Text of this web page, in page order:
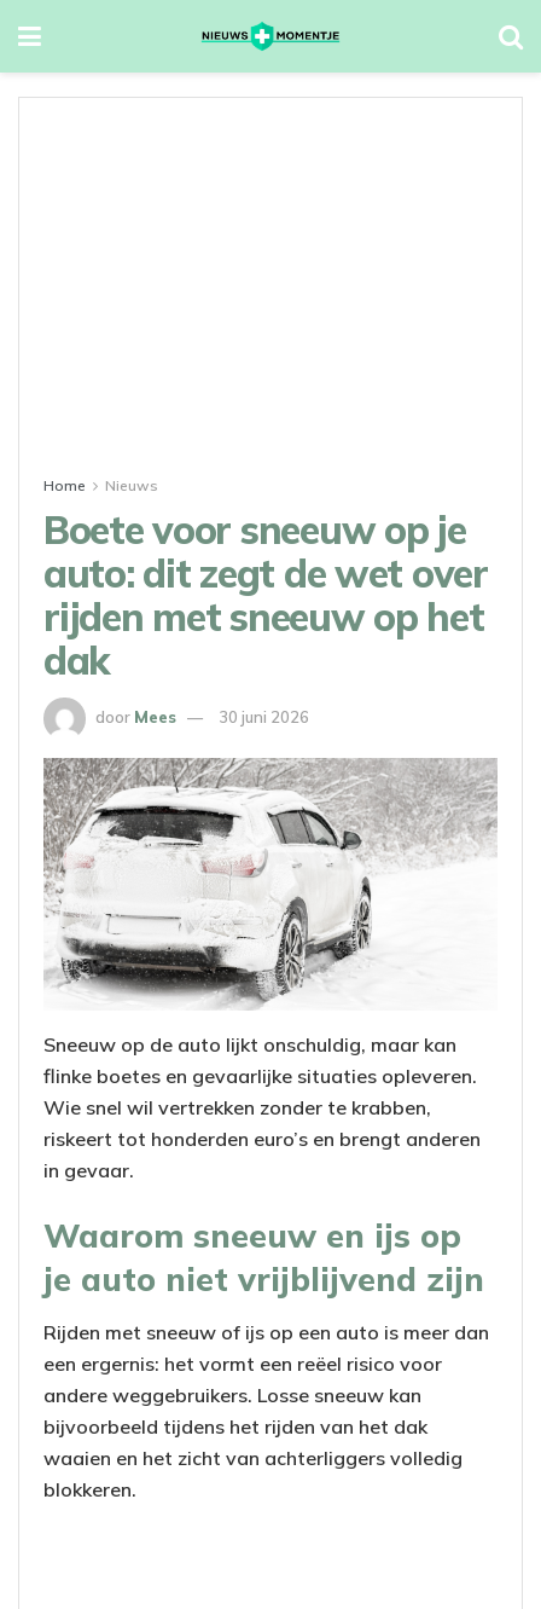
Home Nieuws
Boete voor sneeuw op je
auto: dit zegt de wet over
rijden met sneeuw op het
dak
door Mees 30 juni 2026
Sneeuw op de auto lijkt onschuldig, maar kan
flinke boetes en gevaarlijke situaties opleveren.
Wie snel wil vertrekken zonder te krabben,
riskeert tot honderden euro’s en brengt anderen
in gevaar.
Waarom sneeuw en ijs op
je auto niet vrijblijvend zijn
Rijden met sneeuw of ijs op een auto is meer dan
een ergernis: het vormt een reëel risico voor
andere weggebruikers. Losse sneeuw kan
bijvoorbeeld tijdens het rijden van het dak
waaien en het zicht van achterliggers volledig
blokkeren.